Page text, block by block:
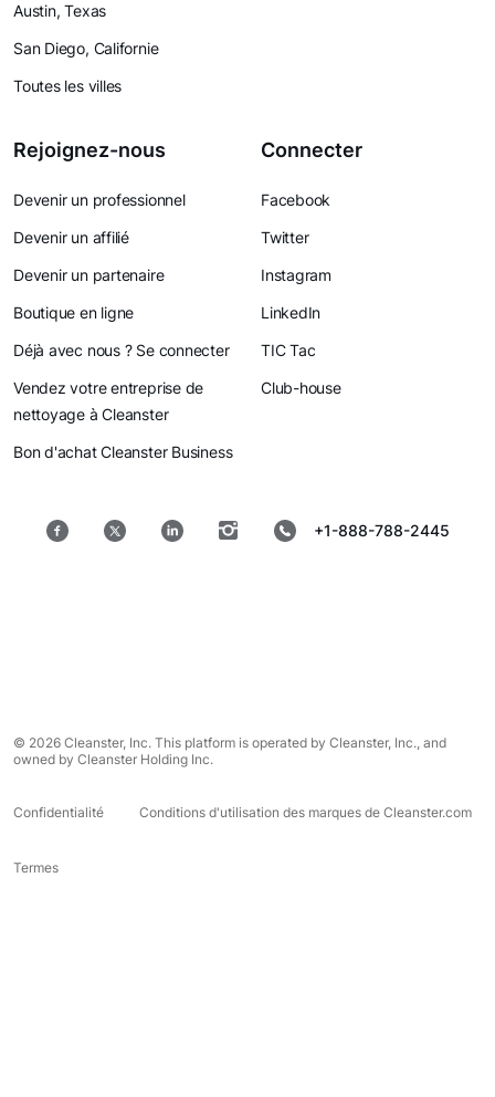
Austin, Texas
San Diego, Californie
Toutes les villes
Rejoignez-nous
Devenir un professionnel
Devenir un affilié
Devenir un partenaire
Boutique en ligne
Déjà avec nous ? Se connecter
Vendez votre entreprise de
nettoyage à Cleanster
Bon d'achat Cleanster Business
Connecter
Facebook
Twitter
Instagram
LinkedIn
TIC Tac
Club-house
+1-888-788-2445
© 2026 Cleanster, Inc. This platform is operated by Cleanster, Inc., and
owned by Cleanster Holding Inc.
Confidentialité Conditions d'utilisation des marques de Cleanster.com
Termes